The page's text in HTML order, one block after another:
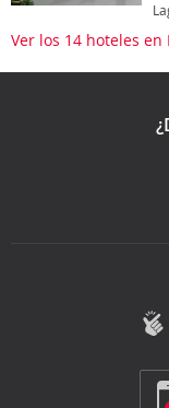
Ver los 14 hoteles en